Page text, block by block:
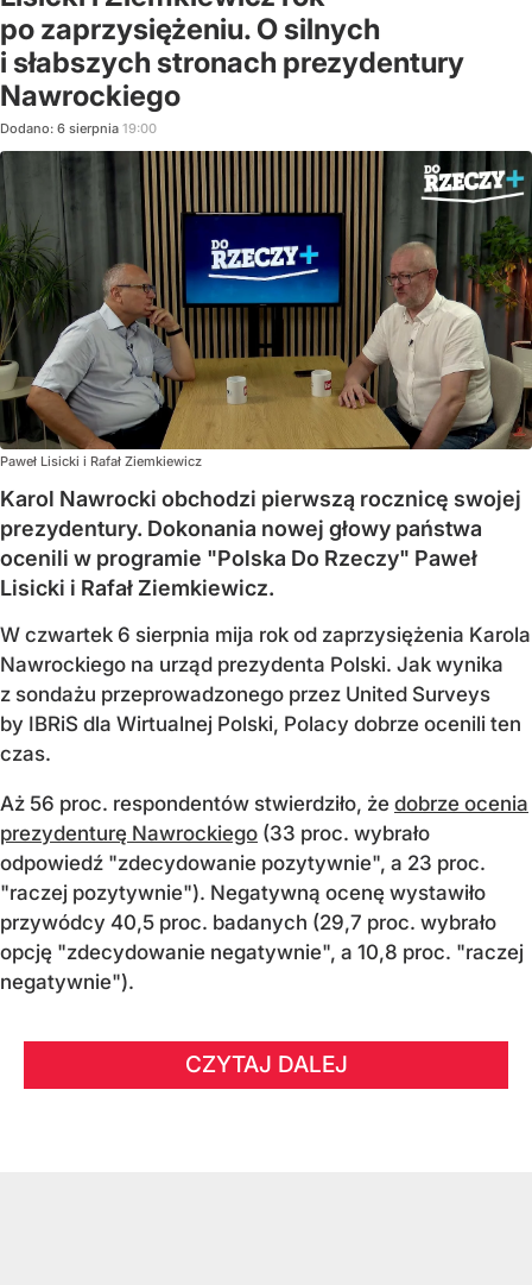
po zaprzysiężeniu. O silnych
i słabszych stronach prezydentury
Nawrockiego
Dodano: 6 sierpnia 19:00
Paweł Lisicki i Rafał Ziemkiewicz
Karol Nawrocki obchodzi pierwszą rocznicę swojej
prezydentury. Dokonania nowej głowy państwa
ocenili w programie "Polska Do Rzeczy" Paweł
Lisicki i Rafał Ziemkiewicz.
W czwartek 6 sierpnia mija rok od zaprzysiężenia Karola
Nawrockiego na urząd prezydenta Polski. Jak wynika
z sondażu przeprowadzonego przez United Surveys
by IBRiS dla Wirtualnej Polski, Polacy dobrze ocenili ten
czas.
Aż 56 proc. respondentów stwierdziło, że dobrze ocenia
prezydenturę Nawrockiego (33 proc. wybrało
odpowiedź "zdecydowanie pozytywnie", a 23 proc.
"raczej pozytywnie"). Negatywną ocenę wystawiło
przywódcy 40,5 proc. badanych (29,7 proc. wybrało
opcję "zdecydowanie negatywnie", a 10,8 proc. "raczej
negatywnie").
CZYTAJ DALEJ